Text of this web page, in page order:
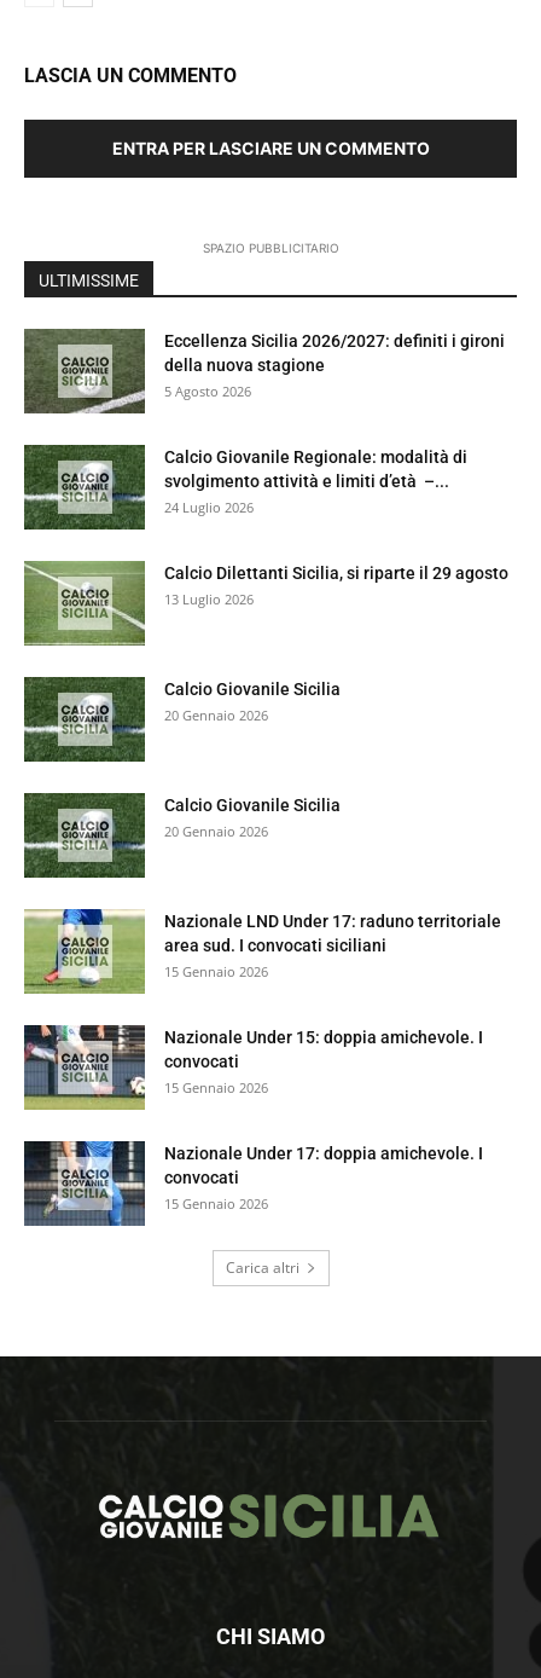
LASCIA UN COMMENTO
ENTRA PER LASCIARE UN COMMENTO
SPAZIO PUBBLICITARIO
ULTIMISSIME
Eccellenza Sicilia 2026/2027: definiti i gironi
della nuova stagione
5 Agosto 2026
Calcio Giovanile Regionale: modalità di
svolgimento attività e limiti d’età –...
24 Luglio 2026
Calcio Dilettanti Sicilia, si riparte il 29 agosto
13 Luglio 2026
Calcio Giovanile Sicilia
20 Gennaio 2026
Calcio Giovanile Sicilia
20 Gennaio 2026
Nazionale LND Under 17: raduno territoriale
area sud. I convocati siciliani
15 Gennaio 2026
Nazionale Under 15: doppia amichevole. I
convocati
15 Gennaio 2026
Nazionale Under 17: doppia amichevole. I
convocati
15 Gennaio 2026
Carica altri
CHI SIAMO